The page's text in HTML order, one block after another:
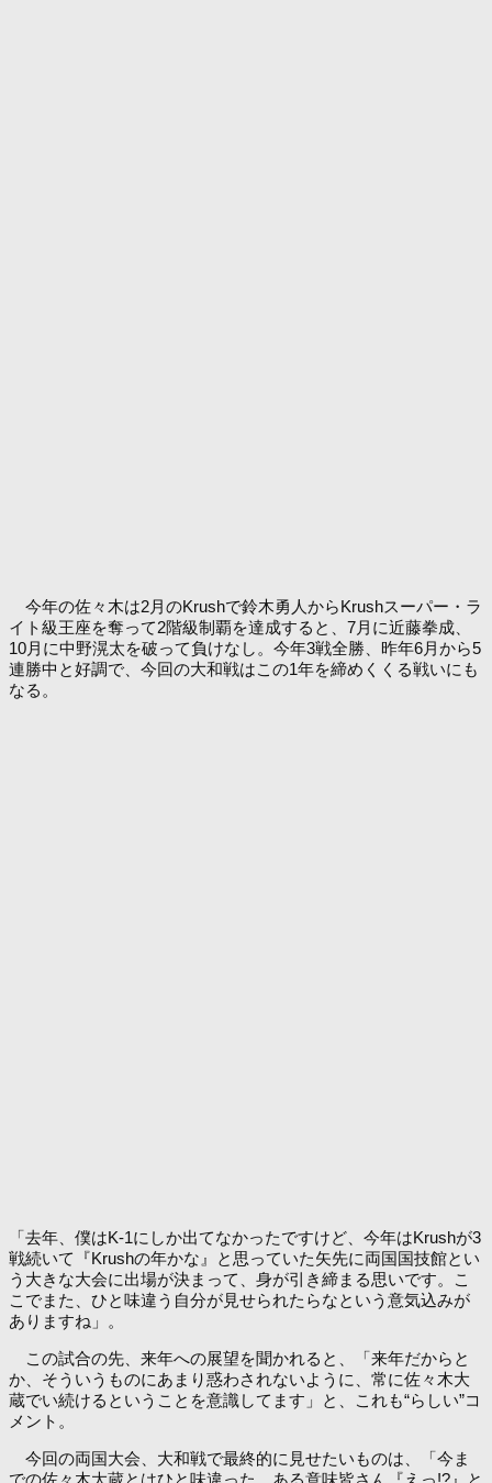
今年の佐々木は2月のKrushで鈴木勇人からKrushスーパー・ラ
イト級王座を奪って2階級制覇を達成すると、7月に近藤拳成、
10月に中野滉太を破って負けなし。今年3戦全勝、昨年6月から5
連勝中と好調で、今回の大和戦はこの1年を締めくくる戦いにも
なる。
「去年、僕はK-1にしか出てなかったですけど、今年はKrushが3
戦続いて『Krushの年かな』と思っていた矢先に両国国技館とい
う大きな大会に出場が決まって、身が引き締まる思いです。こ
こでまた、ひと味違う自分が見せられたらなという意気込みが
ありますね」。
この試合の先、来年への展望を聞かれると、「来年だからと
か、そういうものにあまり惑わされないように、常に佐々木大
蔵でい続けるということを意識してます」と、これも“らしい”コ
メント。
今回の両国大会、大和戦で最終的に見せたいものは、「今ま
での佐々木大蔵とはひと味違った、ある意味皆さん『えっ!?』と